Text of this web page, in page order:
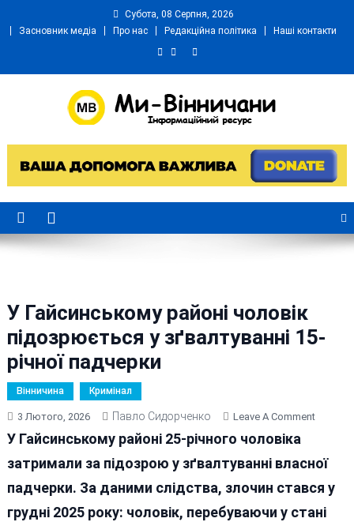
Субота, 08 Серпня, 2026
Засновник медіа
Про нас Редакційна політика Наші контакти
Ми Вінничани
У Гайсинському районі чоловік
підозрюється у зґвалтуванні 15-
річної падчерки
Вінничина Кримінал
3 Лютого, 2026 Павло Сидорченко Leave A CommentOn
Районі
Чоловік
У Гайсинському районі 25-річного чоловіка
затримали за підозрою у зґвалтуванні власної
падчерки. За даними слідства, злочин стався у
грудні 2025 року: чоловік, перебуваючи у стані